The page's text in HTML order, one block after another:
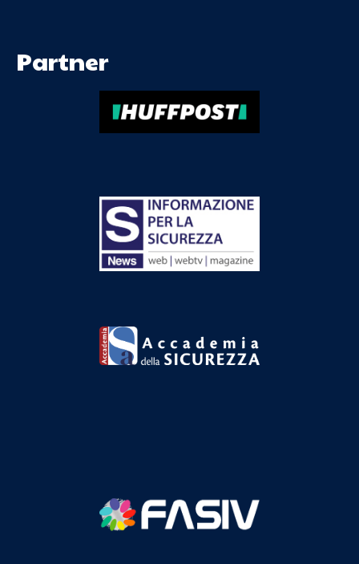
Partner